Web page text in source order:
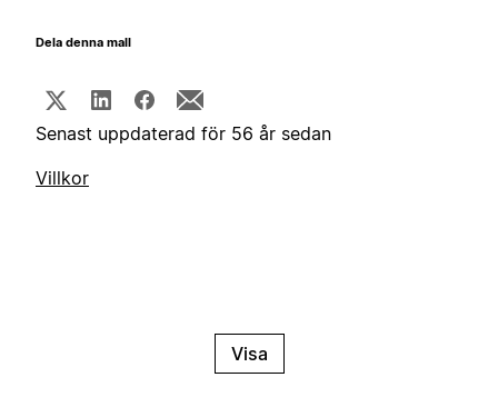
Dela denna mall
Senast uppdaterad för 56 år sedan
Villkor
Visa